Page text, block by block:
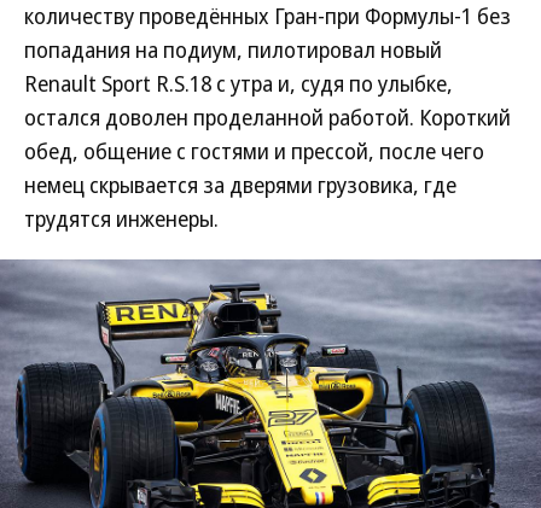
количеству проведённых Гран-при Формулы-1 без
попадания на подиум, пилотировал новый
Renault Sport R.S.18 с утра и, судя по улыбке,
остался доволен проделанной работой. Короткий
обед, общение с гостями и прессой, после чего
немец скрывается за дверями грузовика, где
трудятся инженеры.